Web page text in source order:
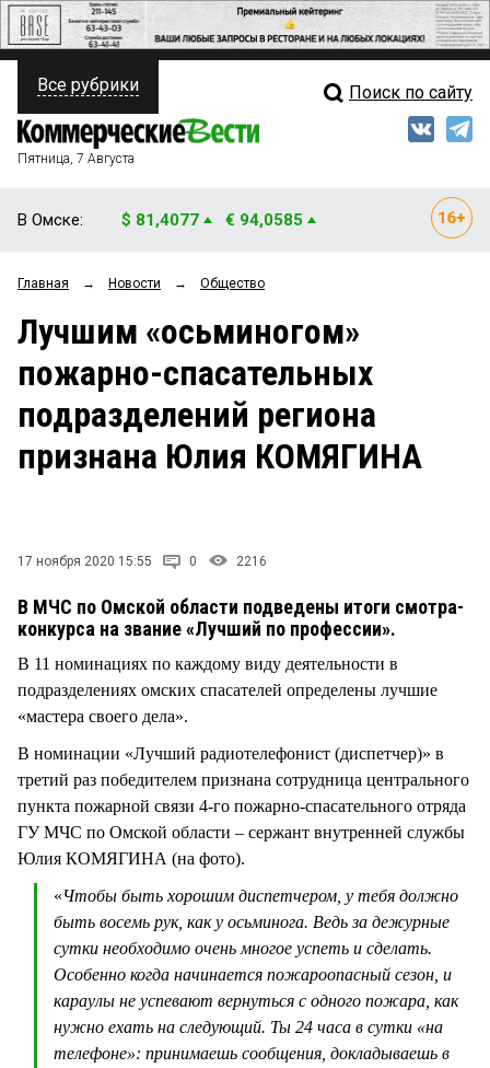
ПОЛИТИКА
ФИНАНСЫ
ОБЩЕСТВО
ЗАКОН
НОВОСТИ КОМПАНИЙ
Свежий выпуск
Рейтинги
Блоги
Архив
Все рубрики Поиск по сайту
Пятница, 7 Августа
В Омске: $ 81,4077 € 94,0585
Главная → Новости → Общество
Лучшим «осьминогом»
пожарно-спасательных
подразделений региона
признана Юлия КОМЯГИНА
17 ноября 2020 15:55 0 2216
В МЧС по Омской области подведены итоги смотра-
конкурса на звание «Лучший по профессии».
В 11 номинациях по каждому виду деятельности в
подразделениях омских спасателей определены лучшие
«мастера своего дела».
В номинации «Лучший радиотелефонист (диспетчер)» в
третий раз победителем признана сотрудница центрального
пункта пожарной связи 4-го пожарно-спасательного отряда
ГУ МЧС по Омской области – сержант внутренней службы
Юлия КОМЯГИНА (на фото).
«Чтобы быть хорошим диспетчером, у тебя должно
быть восемь рук, как у осьминога. Ведь за дежурные
сутки необходимо очень многое успеть и сделать.
Особенно когда начинается пожароопасный сезон, и
караулы не успевают вернуться с одного пожара, как
нужно ехать на следующий. Ты 24 часа в сутки «на
телефоне»: принимаешь сообщения, докладываешь в